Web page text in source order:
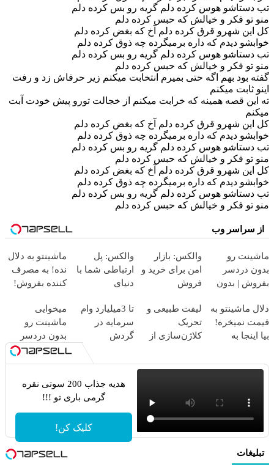
تب دستاشو هوس کرده دلم گریه رو بس کرده دلم
منو تو فکر و خیالش که حبس کرده دلم
کل این شهرو قرق کرده دلم آخ که بغض کرده دلم
خوابشو دیدم که داره برمیگرده چه ذوق کرده دلم
تب دستاشو هوس کرده دلم گریه رو بس کرده دلم
منو تو فکر و خیالش که حبس کرده دلم
گفته بود بهم اگه حتی بمیرم انتخابت میکنم زیر حرفاش زد و رفت
اینو ثابت میکنم
ته این قصه همینه که خرابت میکنم از خجالت تورو پیش خودت آبت
میکنم
کل این شهرو قرق کرده دلم آخ که بغض کرده دلم
خوابشو دیدم که داره برمیگرده چه ذوق کرده دلم
تب دستاشو هوس کرده دلم گریه رو بس کرده دلم
منو تو فکر و خیالش که حبس کرده دلم
کل این شهرو قرق کرده دلم آخ که بغض کرده دلم
خوابشو دیدم که داره برمیگرده چه ذوق کرده دلم
تب دستاشو هوس کرده دلم گریه رو بس کرده دلم
منو تو فکر و خیالش که حبس کرده دلم
از سراسر وب
ماشینت رو
بدون دردسر
بفروش | بدون
والکس: بازار
امن برای خرید و
فروش
دیجیتال
والکس: پل
ارتباطی شما با
دنیای
دیجیتال
ماشینتو به دلال
نده! به مصرف
کننده بفروش!
یک تماس
دلال ماشینتو به
قیمت نمیخره!
بیا اینجا به
بفروش*فقط
لیفت طبیعی و
تحریک
کلاژن‌سازی از
24ماه ماندگاری
تا 3میلیارد وام
سرمایه در
گردش
فروشندگان =>
فروشگاهت رو
میخوایی
ماشینت رو
بدون دردسر
بفروشی؟ بدون
کمیسیون
هدیه جذاب 200 سوتی نقره
گرمی باری تو !!!
کلیک کن!
تبلیغات